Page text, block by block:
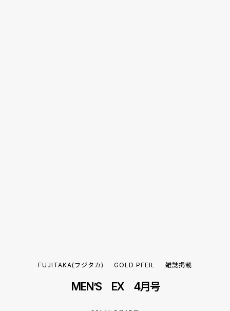
FUJITAKA(フジタカ) GOLD PFEIL 雑誌掲載
MEN’S EX 4月号